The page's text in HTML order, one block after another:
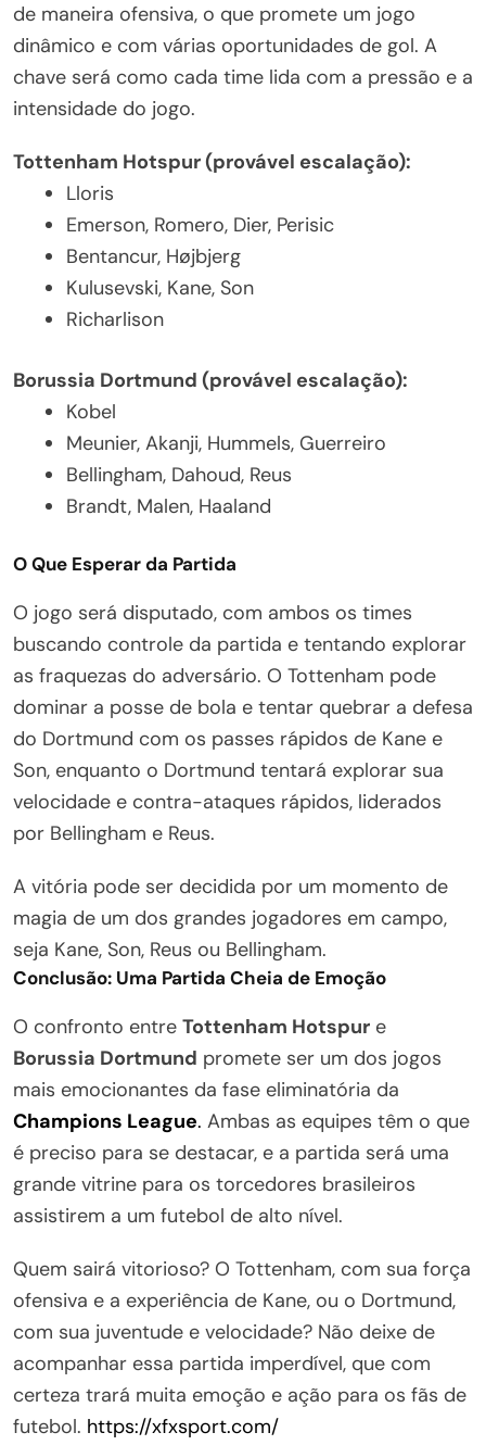
de maneira ofensiva, o que promete um jogo
dinâmico e com várias oportunidades de gol. A
chave será como cada time lida com a pressão e a
intensidade do jogo.
Tottenham Hotspur (provável escalação):
Lloris
Emerson, Romero, Dier, Perisic
Bentancur, Højbjerg
Kulusevski, Kane, Son
Richarlison
Borussia Dortmund (provável escalação):
Kobel
Meunier, Akanji, Hummels, Guerreiro
Bellingham, Dahoud, Reus
Brandt, Malen, Haaland
O Que Esperar da Partida
O jogo será disputado, com ambos os times
buscando controle da partida e tentando explorar
as fraquezas do adversário. O Tottenham pode
dominar a posse de bola e tentar quebrar a defesa
do Dortmund com os passes rápidos de Kane e
Son, enquanto o Dortmund tentará explorar sua
velocidade e contra-ataques rápidos, liderados
por Bellingham e Reus.
A vitória pode ser decidida por um momento de
magia de um dos grandes jogadores em campo,
seja Kane, Son, Reus ou Bellingham.
Conclusão: Uma Partida Cheia de Emoção
O confronto entre Tottenham Hotspur e
Borussia Dortmund promete ser um dos jogos
mais emocionantes da fase eliminatória da
Champions League. Ambas as equipes têm o que
é preciso para se destacar, e a partida será uma
grande vitrine para os torcedores brasileiros
assistirem a um futebol de alto nível.
Quem sairá vitorioso? O Tottenham, com sua força
ofensiva e a experiência de Kane, ou o Dortmund,
com sua juventude e velocidade? Não deixe de
acompanhar essa partida imperdível, que com
certeza trará muita emoção e ação para os fãs de
futebol. https://xfxsport.com/